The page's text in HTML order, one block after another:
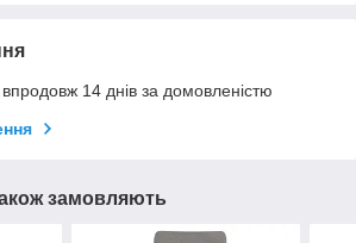
14 днів за домовленістю
замовляють